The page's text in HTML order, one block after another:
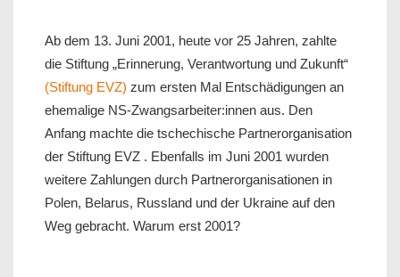
Ab dem 13. Juni 2001, heute vor 25 Jahren, zahlte
die Stiftung „Erinnerung, Verantwortung und Zukunft“
(Stiftung EVZ) zum ersten Mal Entschädigungen an
ehemalige NS-Zwangsarbeiter:innen aus. Den
Anfang machte die tschechische Partnerorganisation
der Stiftung EVZ . Ebenfalls im Juni 2001 wurden
weitere Zahlungen durch Partnerorganisationen in
Polen, Belarus, Russland und der Ukraine auf den
Weg gebracht. Warum erst 2001?